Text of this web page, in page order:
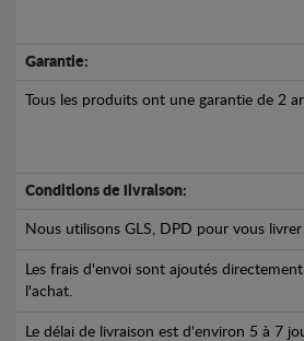
Garantie:
Tous les produits ont une garantie de 2
Conditions de livraison:
Nous utilisons GLS, DPD pour vous
Les frais d'envoi sont ajoutés
l'achat.
Le délai de livraison est d'environ 5 à 7